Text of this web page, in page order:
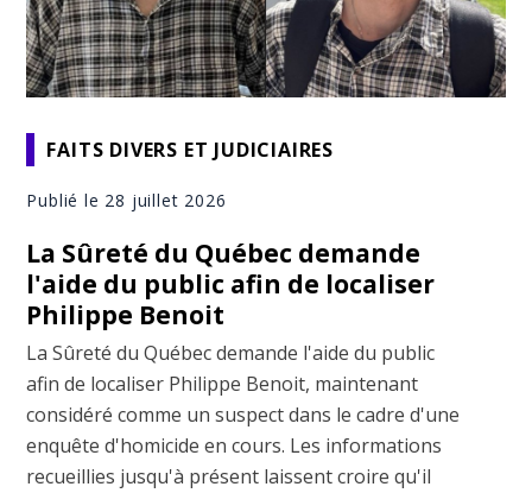
FAITS DIVERS ET JUDICIAIRES
Publié le 28 juillet 2026
La Sûreté du Québec demande
l'aide du public afin de localiser
Philippe Benoit
La Sûreté du Québec demande l'aide du public
afin de localiser Philippe Benoit, maintenant
considéré comme un suspect dans le cadre d'une
enquête d'homicide en cours. Les informations
recueillies jusqu'à présent laissent croire qu'il